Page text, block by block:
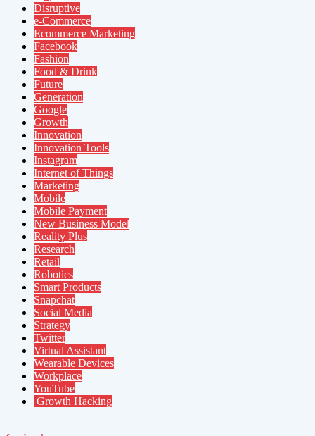
Disruptive
e-Commerce
Ecommerce Marketing
Facebook
Fashion
Food & Drink
Future
Generation
Google
Growth
Innovation
Innovation Tools
Instagram
Internet of Things
Marketing
Mobile
Mobile Payment
New Business Model
Reality Plus
Research
Retail
Robotics
Smart Products
Snapchat
Social Media
Strategy
Twitter
Virtual Assistant
Wearable Devices
Workplace
YouTube
Growth Hacking